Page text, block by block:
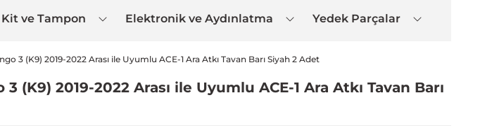
ve Tampon Elektronik ve Aydınlatma Yedek Parçalar
3 (K9) 2019-2022 Arası ile Uyumlu ACE-1 Ara Atkı Tavan Barı Siyah 2 Adet
(K9) 2019-2022 Arası ile Uyumlu ACE-1 Ara Atkı Tavan Barı